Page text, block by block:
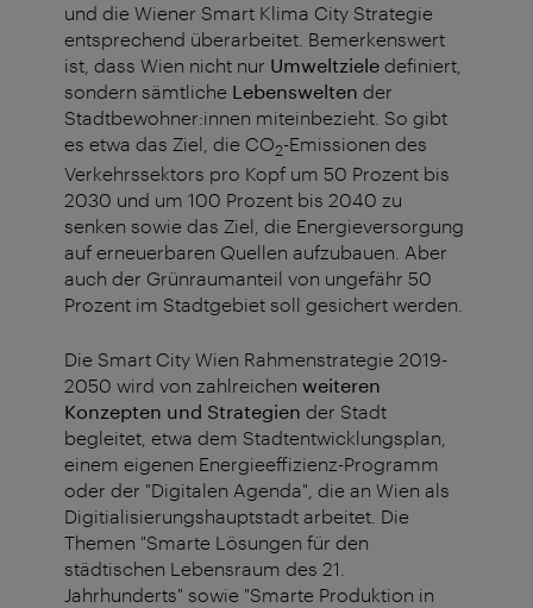
und die Wiener Smart Klima City Strategie
entsprechend überarbeitet. Bemerkenswert
ist, dass Wien nicht nur Umweltziele definiert,
sondern sämtliche Lebenswelten der
Stadtbewohner:innen miteinbezieht. So gibt
es etwa das Ziel, die CO2-Emissionen des
Verkehrssektors pro Kopf um 50 Prozent bis
2030 und um 100 Prozent bis 2040 zu
senken sowie das Ziel, die Energieversorgung
auf erneuerbaren Quellen aufzubauen. Aber
auch der Grünraumanteil von ungefähr 50
Prozent im Stadtgebiet soll gesichert werden.
Die Smart City Wien Rahmenstrategie 2019-
2050 wird von zahlreichen weiteren
Konzepten und Strategien der Stadt
begleitet, etwa dem Stadtentwicklungsplan,
einem eigenen Energieeffizienz-Programm
oder der "Digitalen Agenda", die an Wien als
Digitialisierungshauptstadt arbeitet. Die
Themen "Smarte Lösungen für den
städtischen Lebensraum des 21.
Jahrhunderts" sowie "Smarte Produktion in